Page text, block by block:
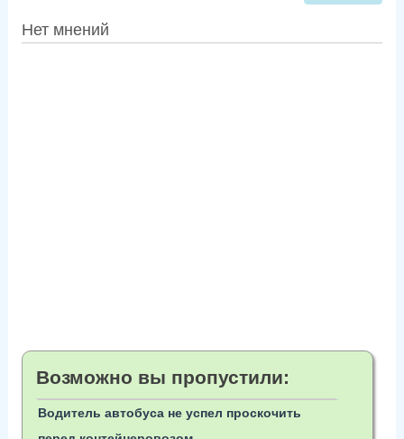
Нет мнений
Возможно вы пропустили:
Водитель автобуса не успел проскочить